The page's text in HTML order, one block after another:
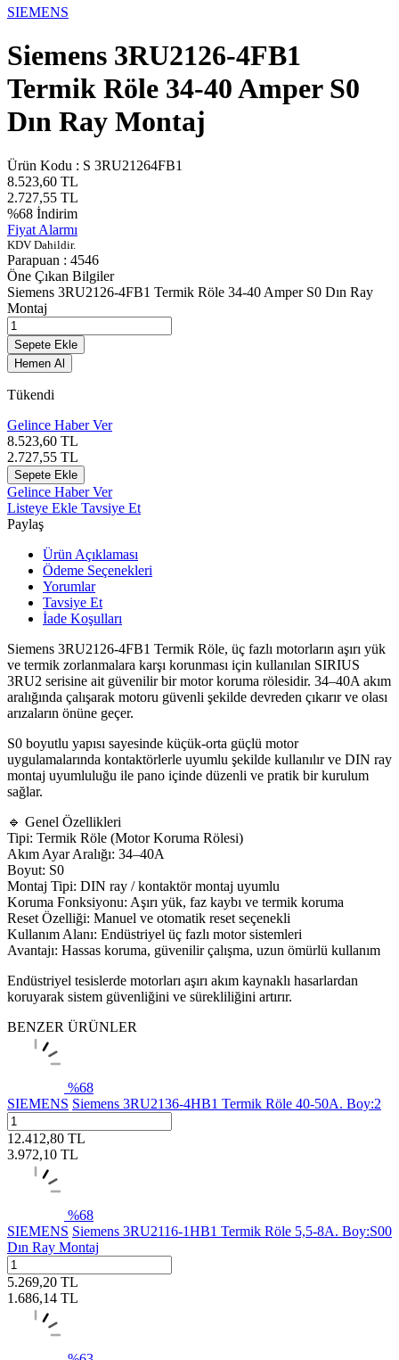
SIEMENS
Siemens 3RU2126-4FB1
Termik Röle 34-40 Amper S0
Dın Ray Montaj
Ürün Kodu : S 3RU21264FB1
8.523,60 TL
2.727,55 TL
%68 İndirim
Fiyat Alarmı
KDV Dahildir.
Parapuan : 4546
Öne Çıkan Bilgiler
Siemens 3RU2126-4FB1 Termik Röle 34-40 Amper S0 Dın Ray
Montaj
Sepete Ekle
Hemen Al
Tükendi
Gelince Haber Ver
8.523,60 TL
2.727,55 TL
Sepete Ekle
Gelince Haber Ver
Listeye Ekle Tavsiye Et
Paylaş
Ürün Açıklaması
Ödeme Seçenekleri
Yorumlar
Tavsiye Et
İade Koşulları
Siemens 3RU2126-4FB1 Termik Röle, üç fazlı motorların aşırı yük
ve termik zorlanmalara karşı korunması için kullanılan SIRIUS
3RU2 serisine ait güvenilir bir motor koruma rölesidir. 34–40A akım
aralığında çalışarak motoru güvenli şekilde devreden çıkarır ve olası
arızaların önüne geçer.
S0 boyutlu yapısı sayesinde küçük-orta güçlü motor
uygulamalarında kontaktörlerle uyumlu şekilde kullanılır ve DIN ray
montaj uyumluluğu ile pano içinde düzenli ve pratik bir kurulum
sağlar.
🔹 Genel Özellikleri
Tipi: Termik Röle (Motor Koruma Rölesi)
Akım Ayar Aralığı: 34–40A
Boyut: S0
Montaj Tipi: DIN ray / kontaktör montaj uyumlu
Koruma Fonksiyonu: Aşırı yük, faz kaybı ve termik koruma
Reset Özelliği: Manuel ve otomatik reset seçenekli
Kullanım Alanı: Endüstriyel üç fazlı motor sistemleri
Avantajı: Hassas koruma, güvenilir çalışma, uzun ömürlü kullanım
Endüstriyel tesislerde motorları aşırı akım kaynaklı hasarlardan
koruyarak sistem güvenliğini ve sürekliliğini artırır.
BENZER ÜRÜNLER
%68
SIEMENS Siemens 3RU2136-4HB1 Termik Röle 40-50A. Boy:2
12.412,80 TL
3.972,10 TL
%68
SIEMENS Siemens 3RU2116-1HB1 Termik Röle 5,5-8A. Boy:S00
Dın Ray Montaj
5.269,20 TL
1.686,14 TL